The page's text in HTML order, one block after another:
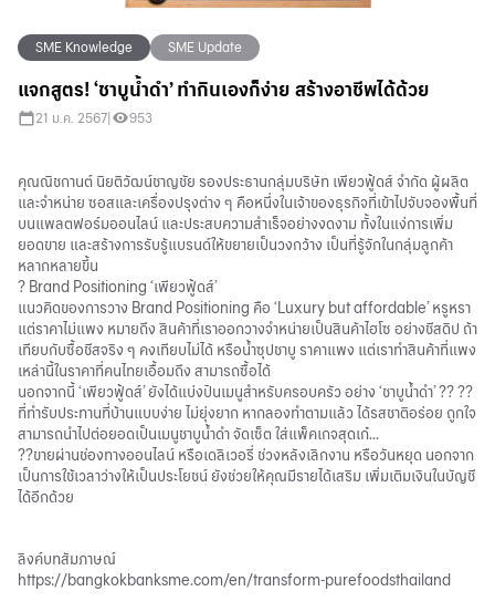
SME Knowledge SME Update
แจกสูตร! ‘ชาบูน้ำดำ’ ทำกินเองก็ง่าย สร้างอาชีพได้ด้วย
21 ม.ค. 2567 953
คุณณิชกานต์ นิยติวัฒน์ชาญชัย รองประธานกลุ่มบริษัท เพียวฟู้ดส์ จำกัด ผู้ผลิต
และจำหน่าย ซอสและเครื่องปรุงต่าง ๆ คือหนึ่งในเจ้าของธุรกิจที่เข้าไปจับจองพื้นที่
บนแพลตฟอร์มออนไลน์ และประสบความสำเร็จอย่างงดงาม ทั้งในแง่การเพิ่ม
ยอดขาย และสร้างการรับรู้แบรนด์ให้ขยายเป็นวงกว้าง เป็นที่รู้จักในกลุ่มลูกค้า
หลากหลายขึ้น
? Brand Positioning ‘เพียวฟู้ดส์’
แนวคิดของการวาง Brand Positioning คือ ‘Luxury but affordable’ หรูหรา
แต่ราคาไม่แพง หมายถึง สินค้าที่เราออกวางจำหน่ายเป็นสินค้าไฮโซ อย่างชีสดิป ถ้า
เทียบกับซื้อชีสจริง ๆ คงเทียบไม่ได้ หรือน้ำซุปชาบู ราคาแพง แต่เราทำสินค้าที่แพง
เหล่านี้ในราคาที่คนไทยเอื้อมถึง สามารถซื้อได้
นอกจากนี้ ‘เพียวฟู้ดส์’ ยังได้แบ่งปันเมนูสำหรับครอบครัว อย่าง ‘ชาบูน้ำดำ’ ?? ??
ที่ทำรับประทานที่บ้านแบบง่าย ไม่ยุ่งยาก หากลองทำตามแล้ว ได้รสชาติอร่อย ถูกใจ
สามารถนำไปต่อยอดเป็นเมนูชาบูน้ำดำ จัดเซ็ต ใส่แพ็คเกจสุดเก๋...
??ขายผ่านช่องทางออนไลน์ หรือเดลิเวอรี่ ช่วงหลังเลิกงาน หรือวันหยุด นอกจาก
เป็นการใช้เวลาว่างให้เป็นประโยชน์ ยังช่วยให้คุณมีรายได้เสริม เพิ่มเติมเงินในบัญชี
ได้อีกด้วย
ลิงค์บทสัมภาษณ์
https://bangkokbanksme.com/en/transform-purefoodsthailand